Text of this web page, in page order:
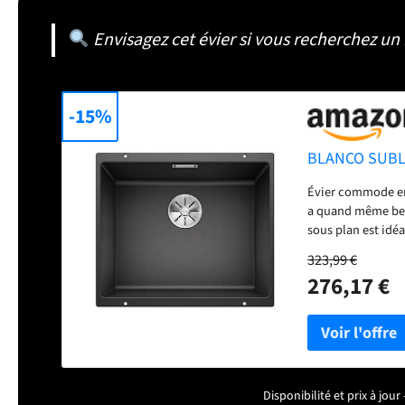
Envisagez cet évier si vous recherchez
BLANCO
Évier commode
a quand même
sous plan est
arêtes, bords ou
matériau
insensible à la
accessoire
travail près de
½'') et kit de
323,99 €
276,17 €
-15%
Disponibilité et prix à